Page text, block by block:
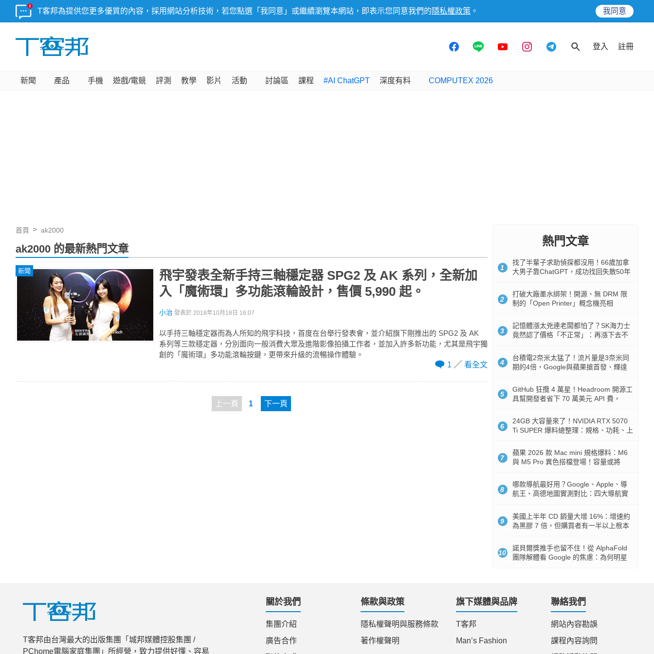
T客邦為提供您更多優質的內容，採用網站分析技術，若您點選「我同意」或繼續瀏覽本網站，即表示您同意我們的 隱私權政策 。 我同意
登入 註冊
新聞 產品 手機 遊戲/電競 評測 教學 影片 活動 討論區 課程 #AI ChatGPT 深度有料 COMPUTEX 2026
首頁 ak2000
ak2000 的最新熱門文章
新聞
飛宇發表全新手持三軸穩定器 SPG2 及 AK 系列，全新加
入「魔術環」多功能滾輪設計，售價 5,990 起。
小治 發表於 2018年10月18日 16:07
以手持三軸穩定器而為人所知的飛宇科技，首度在台舉行發表會，並介紹旗下剛推出的 SPG2 及 AK
系列等三款穩定器，分別面向一般消費大眾及進階影像拍攝工作者，並加入許多新功能，尤其是飛宇獨
創的「魔術環」多功能滾輪按鍵，更帶來升級的流暢操作體驗。
1
看全文
上一頁 1 下一頁
熱門文章
1
找了半輩子求助偵探都沒用！66歲加拿
大男子靠ChatGPT，成功找回失散50年
2
打破大廠墨水綁架！開源、無 DRM 限
制的「Open Printer」概念機亮相
3
記憶體漲太兇連老闆都怕了？SK海力士
竟然認了價格「不正常」：再漲下去不
4
台積電2奈米太猛了！流片量是3奈米同
期的4倍，Google與蘋果搶首發、輝達
5
GitHub 狂攬 4 萬星！Headroom 開源工
具幫開發者省下 70 萬美元 API 費，
6
24GB 大容量來了！NVIDIA RTX 5070
Ti SUPER 爆料總整理：規格、功耗、上
7
蘋果 2026 款 Mac mini 規格爆料：M6
與 M5 Pro 異色搭檔登場！容量或將
8
哪款導航最好用？Google、Apple、導
航王、高德地圖實測對比：四大導航實
9
美國上半年 CD 銷量大增 16%：增速約
為黑膠 7 倍，但購買者有一半以上根本
10
諾貝爾獎推手也留不住！從 AlphaFold
團隊解體看 Google 的焦慮：為何明星
T客邦由台灣最大的出版集團「城邦媒體控股集團 /
PChome電腦家庭集團」所經營，致力提供好懂、容易
關於我們
集團介紹
廣告合作
條款與政策
隱私權聲明與服務條款
著作權聲明
旗下媒體與品牌
T客邦
Man’s Fashion
聯絡我們
網站內容勘誤
課程內容詢問